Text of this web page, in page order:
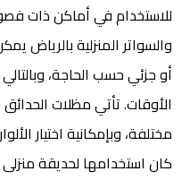
للاستخدام في أماكن ذات
والسواتر المنزلية بالرياض
أو جزئي حسب الحاجة،
الأوقات. تأتي مظلات
مختلفة، وبإمكانية اختيار
كان استخدامها لحديقة